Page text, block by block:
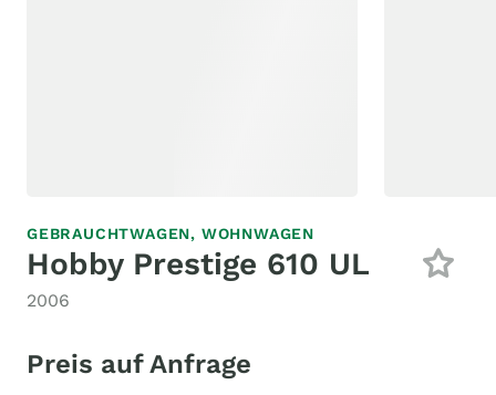
GEBRAUCHTWAGEN, WOHNWAGEN
Hobby Prestige 610 UL
2006
Preis auf Anfrage